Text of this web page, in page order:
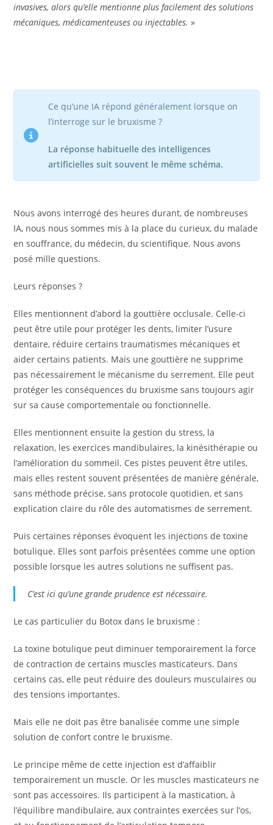
invasives, alors qu’elle mentionne plus facilement des solutions
mécaniques, médicamenteuses ou injectables. »
Ce qu’une IA répond généralement lorsque on
l’interroge sur le bruxisme ?
La réponse habituelle des intelligences
artificielles suit souvent le même schéma.
Nous avons interrogé des heures durant, de nombreuses
IA, nous nous sommes mis à la place du curieux, du malade
en souffrance, du médecin, du scientifique. Nous avons
posé mille questions.
Leurs réponses ?
Elles mentionnent d’abord la gouttière occlusale. Celle-ci
peut être utile pour protéger les dents, limiter l’usure
dentaire, réduire certains traumatismes mécaniques et
aider certains patients. Mais une gouttière ne supprime
pas nécessairement le mécanisme du serrement. Elle peut
protéger les conséquences du bruxisme sans toujours agir
sur sa cause comportementale ou fonctionnelle.
Elles mentionnent ensuite la gestion du stress, la
relaxation, les exercices mandibulaires, la kinésithérapie ou
l’amélioration du sommeil. Ces pistes peuvent être utiles,
mais elles restent souvent présentées de manière générale,
sans méthode précise, sans protocole quotidien, et sans
explication claire du rôle des automatismes de serrement.
Puis certaines réponses évoquent les injections de toxine
botulique. Elles sont parfois présentées comme une option
possible lorsque les autres solutions ne suffisent pas.
C’est ici qu’une grande prudence est nécessaire.
Le cas particulier du Botox dans le bruxisme :
La toxine botulique peut diminuer temporairement la force
de contraction de certains muscles masticateurs. Dans
certains cas, elle peut réduire des douleurs musculaires ou
des tensions importantes.
Mais elle ne doit pas être banalisée comme une simple
solution de confort contre le bruxisme.
Le principe même de cette injection est d’affaiblir
temporairement un muscle. Or les muscles masticateurs ne
sont pas accessoires. Ils participent à la mastication, à
l’équilibre mandibulaire, aux contraintes exercées sur l’os,